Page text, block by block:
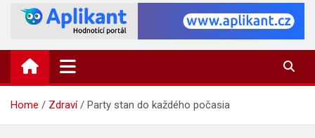
PRESS-POINT.CZ
Home Zdraví Party stan do každého počasia